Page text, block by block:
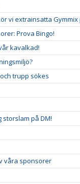
vi extrainsatta Gymmix
Prova Bingo!
kavalkad!
trupp sökes
storslam på DM!
våra sponsorer